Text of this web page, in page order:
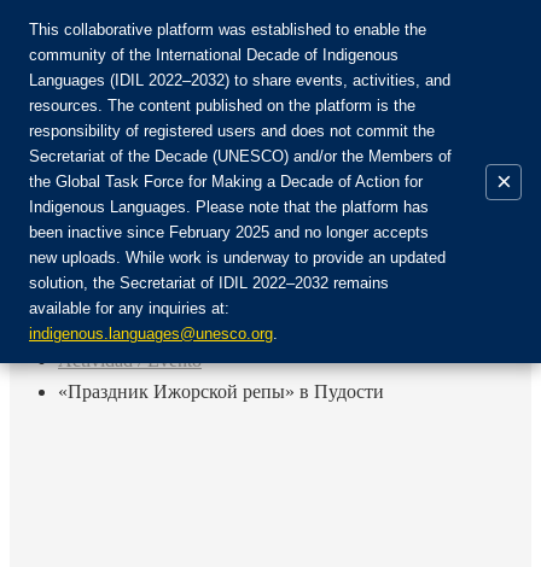
Únete a la comunidad:
Login
ES
EN
FR
RU
Inicio
Actividad / Evento
«Праздник Ижорской репы» в Пудости
This collaborative platform was established to enable the
community of the International Decade of Indigenous
Languages (IDIL 2022–2032) to share events, activities, and
resources. The content published on the platform is the
responsibility of registered users and does not commit the
Secretariat of the Decade (UNESCO) and/or the Members of
the Global Task Force for Making a Decade of Action for
Indigenous Languages. Please note that the platform has
been inactive since February 2025 and no longer accepts
new uploads. While work is underway to provide an updated
solution, the Secretariat of IDIL 2022–2032 remains
available for any inquiries at:
indigenous.languages@unesco.org.
×